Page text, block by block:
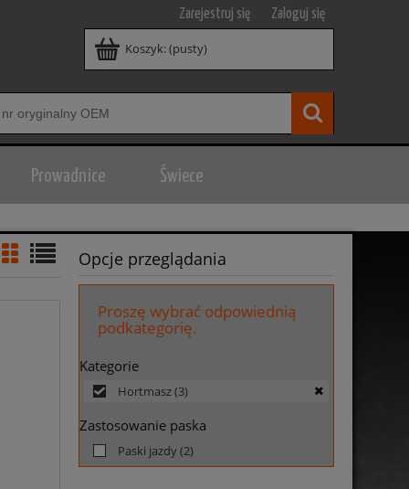
Zarejestruj się Zaloguj się
Koszyk:(pusty)
Prowadnice Świece
Opcje przeglądania
Proszę wybrać odpowiednią
podkategorię.
Kategorie
Hortmasz(3)
Zastosowanie paska
Paski jazdy(2)